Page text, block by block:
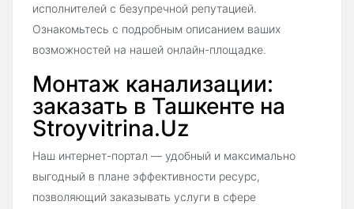
исполнителей с безупречной репутацией.
Ознакомьтесь с подробным описанием ваших
возможностей на нашей онлайн-площадке.
Монтаж канализации:
заказать в Ташкенте на
Stroyvitrina.Uz
Наш интернет-портал — удобный и максимально
выгодный в плане эффективности ресурс,
позволяющий заказывать услуги в сфере